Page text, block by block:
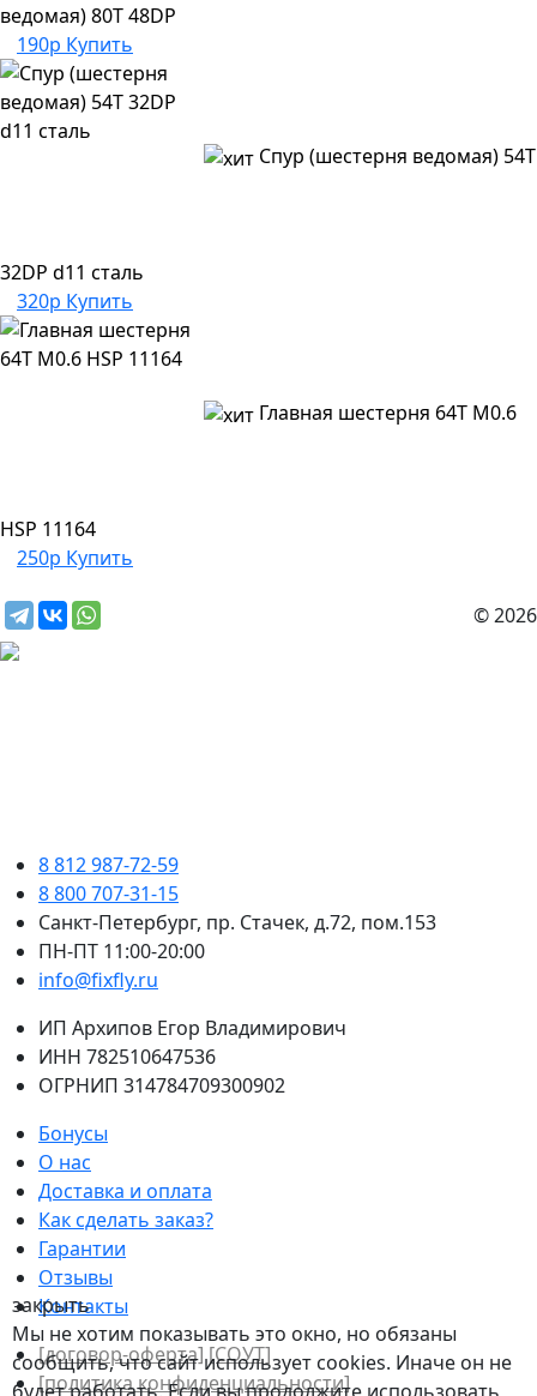
закрыть
Мы не хотим показывать это окно, но обязаны
сообщить, что сайт использует cookies. Иначе он не
ведомая) 80T 48DP
190р Купить
Спур (шестерня ведомая) 54T
32DP d11 сталь
320р Купить
Главная шестерня 64T M0.6
HSP 11164
250р Купить
© 2026
8 812 987-72-59
8 800 707-31-15
Санкт-Петербург, пр. Стачек, д.72, пом.153
ПН-ПТ 11:00-20:00
info@fixfly.ru
ИП Архипов Егор Владимирович
ИНН 782510647536
ОГРНИП 314784709300902
Бонусы
О нас
Доставка и оплата
Как сделать заказ?
Гарантии
Отзывы
Контакты
[договор-оферта] [СОУТ]
[политикa конфиденциальности]